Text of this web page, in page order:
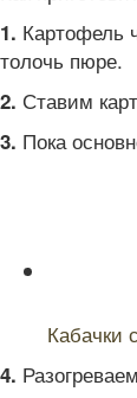
1. Картофель
толочь пюре.
2. Ставим
3. Пока
Кабачки
4.